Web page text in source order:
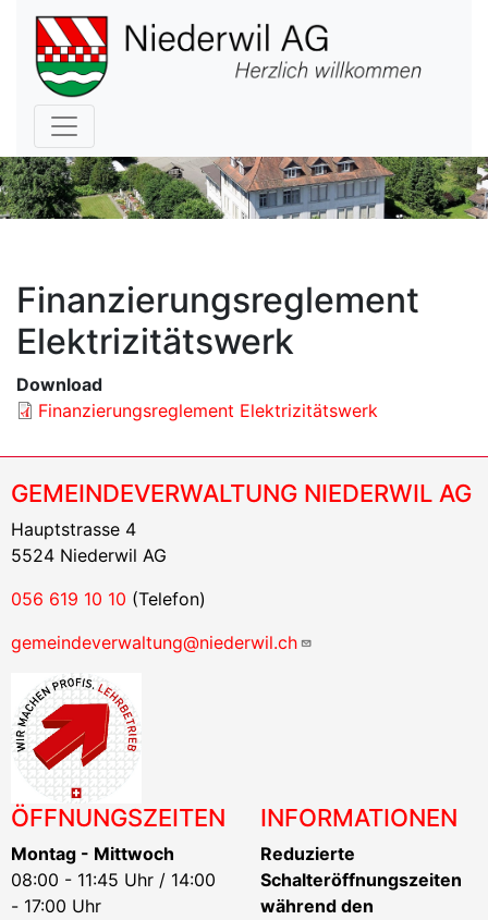
Hauptnavigation
Finanzierungsreglement
Elektrizitätswerk
Download
Finanzierungsreglement Elektrizitätswerk
GEMEINDEVERWALTUNG NIEDERWIL AG
Hauptstrasse 4
5524 Niederwil AG
056 619 10 10 (Telefon)
gemeindeverwaltung@niederwil.ch
ÖFFNUNGSZEITEN
Montag - Mittwoch
08:00 - 11:45 Uhr / 14:00
- 17:00 Uhr
INFORMATIONEN
Reduzierte
Schalteröffnungszeiten
während den